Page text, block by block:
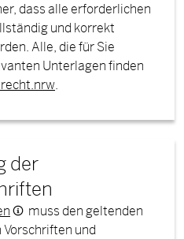
dass alle erforderlichen
und korrekt
Alle, die für Sie
Unterlagen finden
.
der
muss den geltenden
und